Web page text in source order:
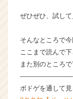
ぜひぜひ、試し
そんなところで
ここまで読んで
また別のところ
ボドゲを通して